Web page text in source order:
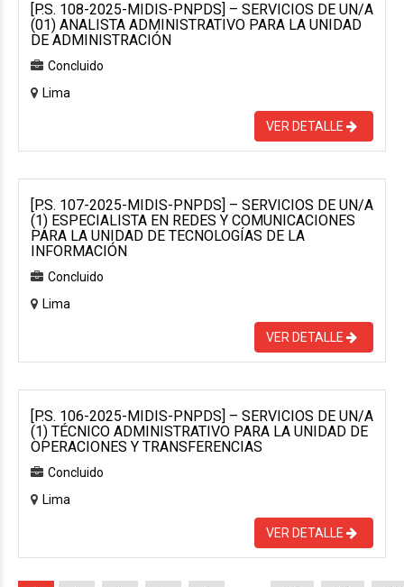
[P.S. 108-2025-MIDIS-PNPDS] – SERVICIOS DE UN/A
(01) ANALISTA ADMINISTRATIVO PARA LA UNIDAD
DE ADMINISTRACIÓN
Concluido
Lima
VER DETALLE
[P.S. 107-2025-MIDIS-PNPDS] – SERVICIOS DE UN/A
(1) ESPECIALISTA EN REDES Y COMUNICACIONES
PARA LA UNIDAD DE TECNOLOGÍAS DE LA
INFORMACIÓN
Concluido
Lima
VER DETALLE
[P.S. 106-2025-MIDIS-PNPDS] – SERVICIOS DE UN/A
(1) TÉCNICO ADMINISTRATIVO PARA LA UNIDAD DE
OPERACIONES Y TRANSFERENCIAS
Concluido
Lima
VER DETALLE